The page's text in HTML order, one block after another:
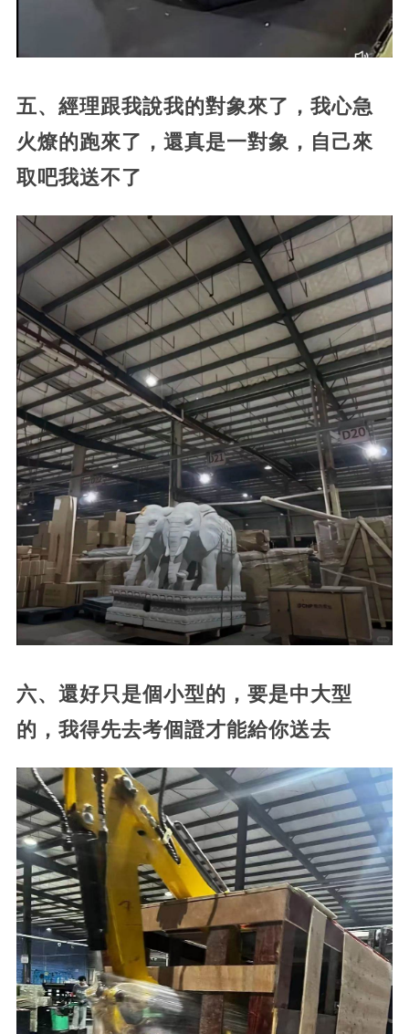
五、經理跟我說我的對象來了，我心急
火燎的跑來了，還真是一對象，自己來
取吧我送不了
六、還好只是個小型的，要是中大型
的，我得先去考個證才能給你送去